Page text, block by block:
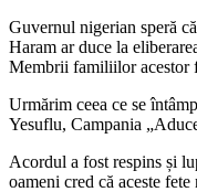
Guvernul nigerian speră
Haram ar duce la
Membrii familiilor acestor
Urmărim ceea ce se
Yesuflu, Campania
Acordul a fost respins și
oameni cred că aceste